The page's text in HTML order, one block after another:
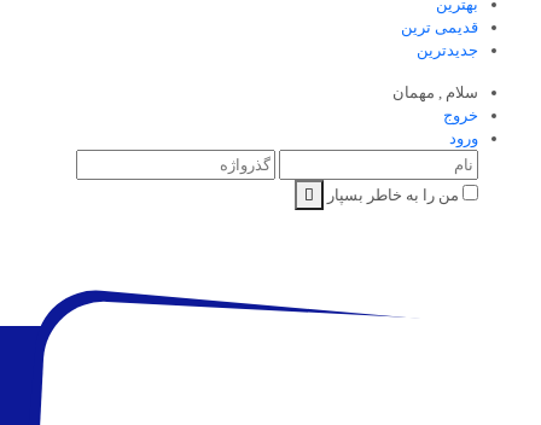
بهترین
قدیمی ترین
جدیدترین
سلام , مهمان
خروج
ورود
من را به خاطر بسپار